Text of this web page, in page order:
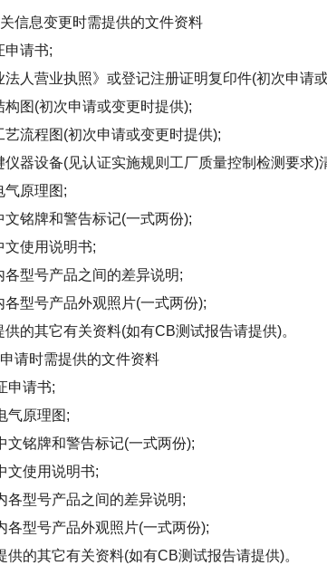
息变更时需提供的文件资料
请书;
营业执照》或登记注册证明复印件(初次申请
图(初次申请或变更时提供);
程图(初次申请或变更时提供);
设备(见认证实施规则工厂质量控制检测要求)
原理图;
铭牌和警告标记(一式两份);
使用说明书;
型号产品之间的差异说明;
型号产品外观照片(一式两份);
其它有关资料(如有CB测试报告请提供)。
时需提供的文件资料
请书;
原理图;
铭牌和警告标记(一式两份);
使用说明书;
型号产品之间的差异说明;
型号产品外观照片(一式两份);
的其它有关资料(如有CB测试报告请提供)。